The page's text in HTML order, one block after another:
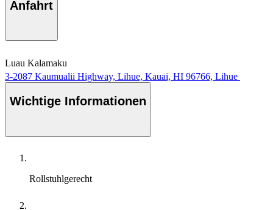
Anfahrt
Luau Kalamaku
3-2087 Kaumualii Highway, Lihue, Kauai, HI 96766, Lihue
Wichtige Informationen
Rollstuhlgerecht